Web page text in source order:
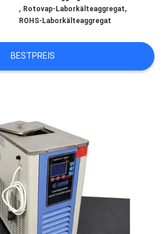
, Rotovap-Laborkälteaggregat,
ROHS-Laborkälteaggregat
BESTPREIS